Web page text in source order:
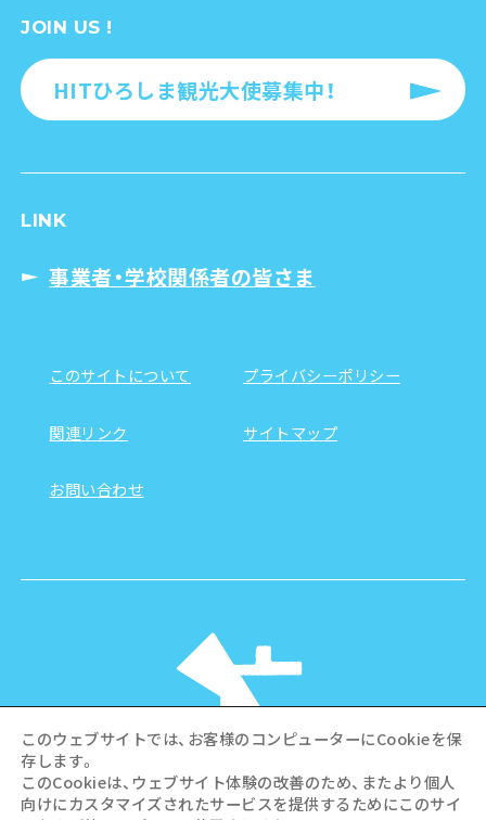
JOIN US !
HITひろしま観光大使募集中！
LINK
事業者・学校関係者の皆さま
このサイトについて プライバシーポリシー
関連リンク サイトマップ
お問い合わせ
©Hiroshima Tourism Association /
このウェブサイトでは、お客様のコンピューターにCookieを保
存します。
このCookieは、ウェブサイト体験の改善のため、またより個人
向けにカスタマイズされたサービスを提供するためにこのサイ